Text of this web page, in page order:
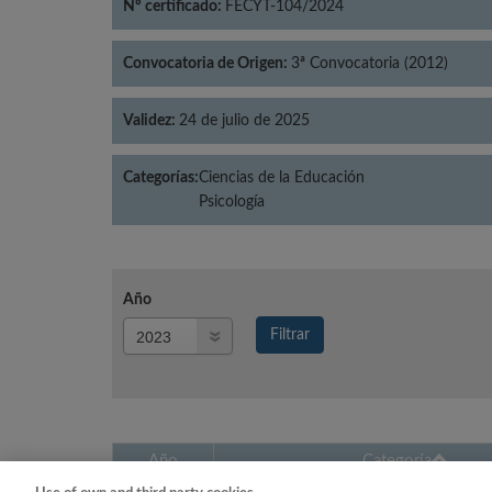
Nº certificado: FECYT-104/2024
Convocatoria de Origen: 3ª Convocatoria (2012)
Validez: 24 de julio de 2025
Categorías:Ciencias de la Educación
Psicología
Año
Filtrar
Año Categoría